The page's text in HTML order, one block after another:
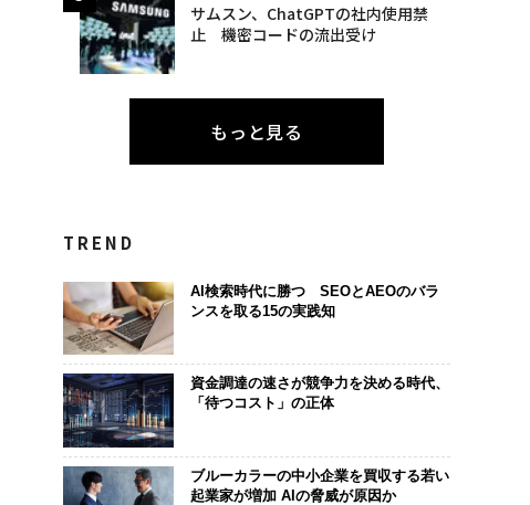
サムスン、ChatGPTの社内使用禁
止 機密コードの流出受け
もっと見る
TREND
AI検索時代に勝つ SEOとAEOのバラ
ンスを取る15の実践知
資金調達の速さが競争力を決める時代、
「待つコスト」の正体
ブルーカラーの中小企業を買収する若い
起業家が増加 AIの脅威が原因か